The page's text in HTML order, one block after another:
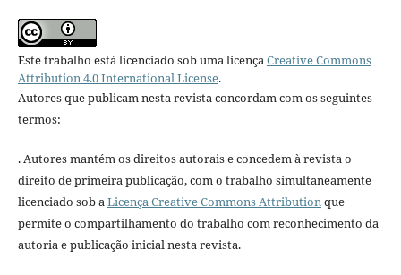
Este trabalho está licenciado sob uma licençaCreative Commons
Attribution 4.0 International License.
Autores que publicam nesta revista concordam com os seguintes
termos:
. Autores mantém os direitos autorais e concedem à revista o
direito de primeira publicação, com o trabalho simultaneamente
licenciado sob aLicença Creative Commons Attributionque
permite o compartilhamento do trabalho com reconhecimento da
autoria e publicação inicial nesta revista.